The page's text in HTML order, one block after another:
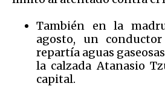
También en la
agosto, un
repartía aguas
la calzada Atanasio
capital.